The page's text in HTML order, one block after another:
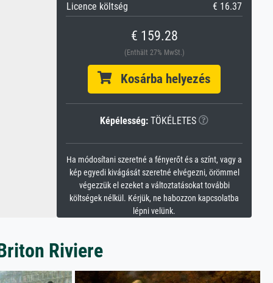
Licence költség
€ 16.37
€ 159.28
(Enthält 27% MwSt.)
Kosárba helyezés
Képélesség: TÖKÉLETES
Ha módosítani szeretné a fényerőt és a színt, vagy a
kép egyedi kivágását szeretné elvégezni, örömmel
végezzük el ezeket a változtatásokat további
költségek nélkül. Kérjük, ne habozzon kapcsolatba
lépni velünk.
Riviere